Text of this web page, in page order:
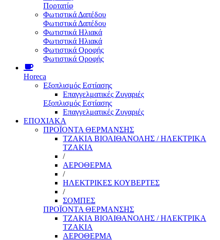
Πορτατίφ
Φωτιστικά Δαπέδου
Φωτιστικά Δαπέδου
Φωτιστικά Ηλιακά
Φωτιστικά Ηλιακά
Φωτιστικά Οροφής
Φωτιστικά Οροφής
Horeca
Εξοπλισμός Εστίασης
Επαγγελματικές Ζυγαριές
Εξοπλισμός Εστίασης
Επαγγελματικές Ζυγαριές
ΕΠΟΧΙΑΚΑ
ΠΡΟΪΟΝΤΑ ΘΕΡΜΑΝΣΗΣ
ΤΖΑΚΙΑ ΒΙΟΑΙΘΑΝΟΛΗΣ / ΗΛΕΚΤΡΙΚΑ
ΤΖΑΚΙΑ
/
ΑΕΡΟΘΕΡΜΑ
/
ΗΛΕΚΤΡΙΚΕΣ ΚΟΥΒΕΡΤΕΣ
/
ΣΟΜΠΕΣ
ΠΡΟΪΟΝΤΑ ΘΕΡΜΑΝΣΗΣ
ΤΖΑΚΙΑ ΒΙΟΑΙΘΑΝΟΛΗΣ / ΗΛΕΚΤΡΙΚΑ
ΤΖΑΚΙΑ
ΑΕΡΟΘΕΡΜΑ